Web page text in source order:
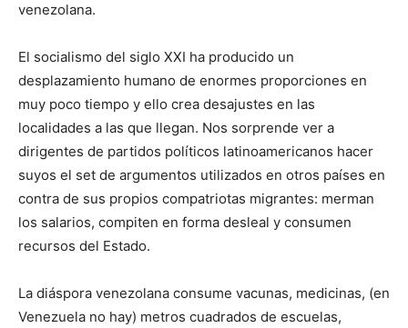
venezolana.
El socialismo del siglo XXI ha producido un
desplazamiento humano de enormes proporciones en
muy poco tiempo y ello crea desajustes en las
localidades a las que llegan. Nos sorprende ver a
dirigentes de partidos políticos latinoamericanos hacer
suyos el set de argumentos utilizados en otros países en
contra de sus propios compatriotas migrantes: merman
los salarios, compiten en forma desleal y consumen
recursos del Estado.
La diáspora venezolana consume vacunas, medicinas, (en
Venezuela no hay) metros cuadrados de escuelas,